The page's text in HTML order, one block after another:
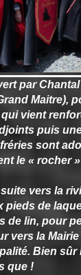
par Chantal
Maitre),
qui vient
puis
sont
le « rocher
vers la
pieds de
de lin, pour
vers la
Bien sûr
que !